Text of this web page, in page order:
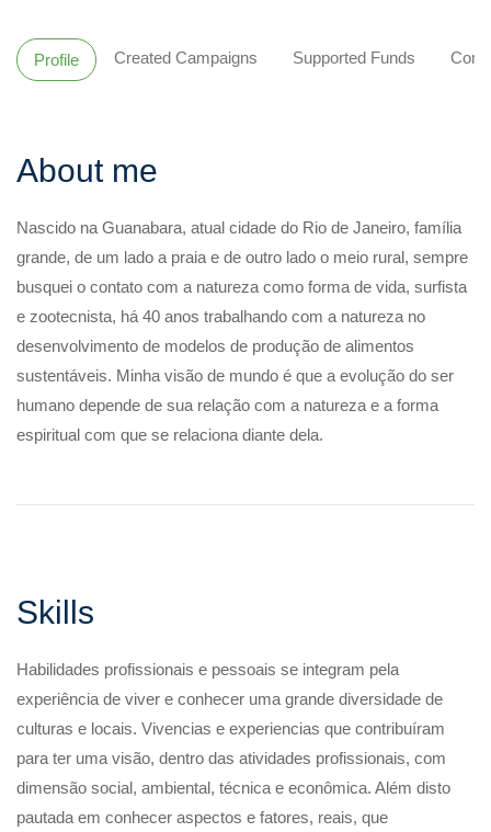
Profile Created Campaigns Supported Funds
About me
Nascido na Guanabara, atual cidade do Rio de Janeiro, família
grande, de um lado a praia e de outro lado o meio rural, sempre
busquei o contato com a natureza como forma de vida, surfista
e zootecnista, há 40 anos trabalhando com a natureza no
desenvolvimento de modelos de produção de alimentos
sustentáveis. Minha visão de mundo é que a evolução do ser
humano depende de sua relação com a natureza e a forma
espiritual com que se relaciona diante dela.
Skills
Habilidades profissionais e pessoais se integram pela
experiência de viver e conhecer uma grande diversidade de
culturas e locais. Vivencias e experiencias que contribuíram
para ter uma visão, dentro das atividades profissionais, com
dimensão social, ambiental, técnica e econômica. Além disto
pautada em conhecer aspectos e fatores, reais, que